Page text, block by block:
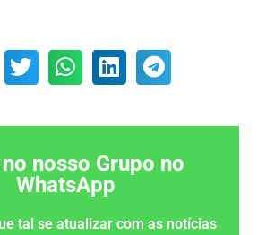
nosso Grupo no
WhatsApp
tal se atualizar com as notícias